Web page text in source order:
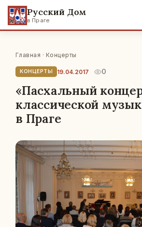
Русский Дом
в Праге
Главная · Концерты
КОНЦЕРТЫ 19.04.2017 0
«Пасхальный
классической
в Праге